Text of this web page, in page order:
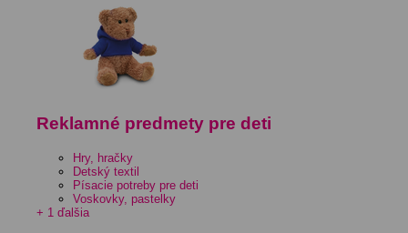
Reklamné predmety pre deti
Hry, hračky
Detský textil
Písacie potreby pre deti
Voskovky, pastelky
+ 1 ďalšia